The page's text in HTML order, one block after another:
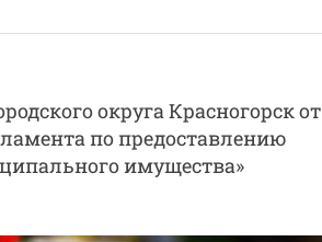
округа Красногорск от
по предоставлению
имущества»